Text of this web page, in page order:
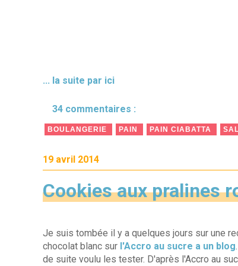
... la suite par ici
34 commentaires :
BOULANGERIE PAIN PAIN CIABATTA
19 avril 2014
Cookies aux pralines
Je suis tombée il y a quelques jours sur une
chocolat blanc sur l'Accro au sucre a un blog
de suite voulu les tester. D'après l'Accro au